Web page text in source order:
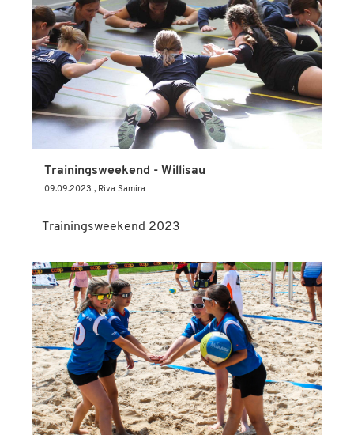
Trainingsweekend - Willisau
09.09.2023 , Riva Samira
Trainingsweekend 2023